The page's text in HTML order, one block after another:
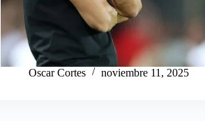
Oscar Cortes noviembre 11, 2025